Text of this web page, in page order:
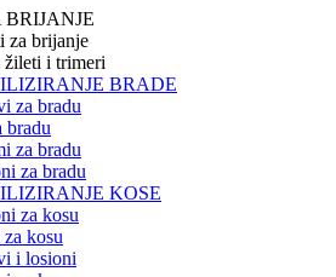
BRIJANJE
za brijanje
i trimeri
BRADE
za bradu
bradu
za bradu
za bradu
KOSE
za kosu
kosu
i losioni